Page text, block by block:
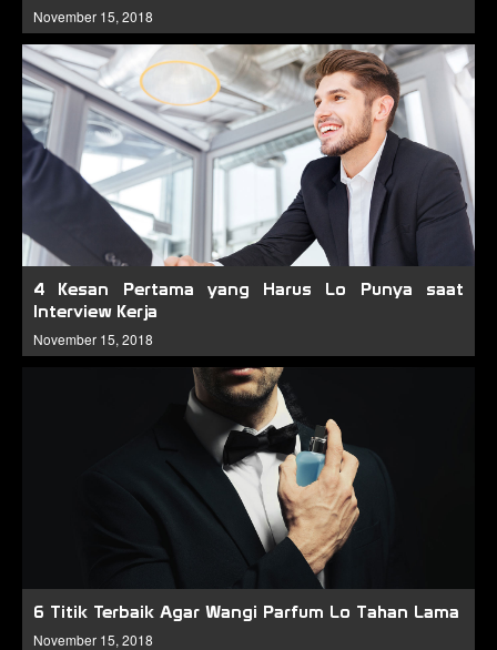
November 15, 2018
4 Kesan Pertama yang Harus Lo Punya saat
Interview Kerja
November 15, 2018
6 Titik Terbaik Agar Wangi Parfum Lo Tahan Lama
November 15, 2018